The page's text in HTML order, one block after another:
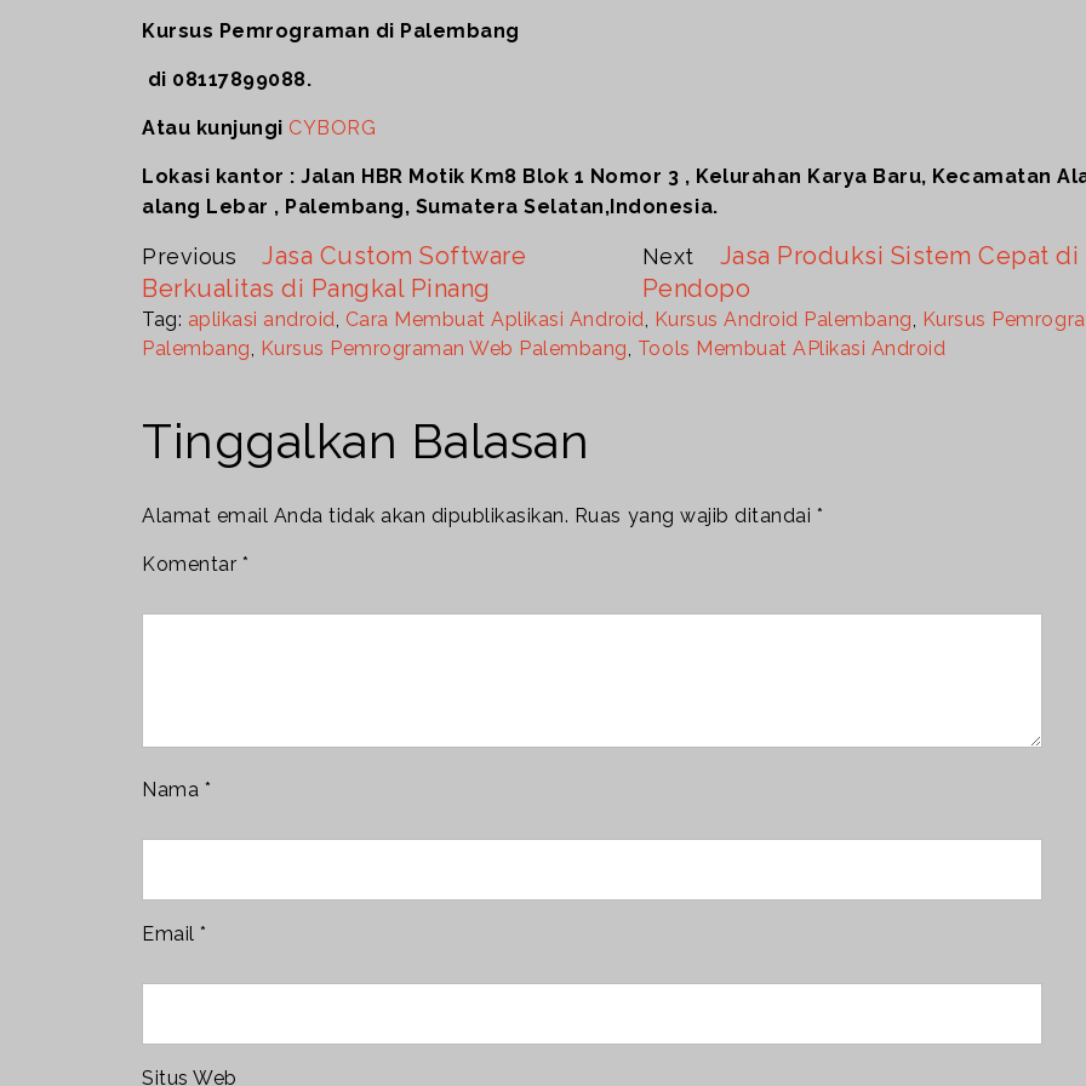
Kursus Pemrograman di Palembang
di 08117899088.
Atau kunjungi CYBORG
Lokasi kantor : Jalan HBR Motik Km8 Blok 1 Nomor 3 , Kelurahan Karya Baru, Kecamatan
alang Lebar , Palembang, Sumatera Selatan,Indonesia.
Previous
Jasa Custom Software
Berkualitas di Pangkal Pinang
Next
Jasa Produksi Sistem Cepat di
Pendopo
Tag: aplikasi android, Cara Membuat Aplikasi Android, Kursus Android Palembang, Kursus
Palembang, Kursus Pemrograman Web Palembang, Tools Membuat APlikasi Android
Tinggalkan Balasan
Alamat email Anda tidak akan dipublikasikan. Ruas yang wajib ditandai *
Komentar *
Nama *
Email*
Situs Web